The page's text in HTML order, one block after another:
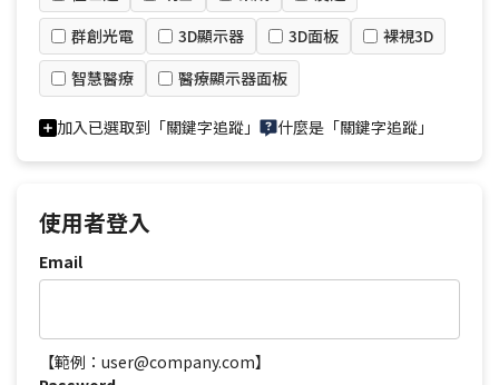
群創光電
3D顯示器 3D面板
裸視3D
智慧醫療
醫療顯示器面板
加入已選取到「關鍵字追蹤」 什麼是「關鍵字追蹤」
使用者登入
Email
【範例：user@company.com】